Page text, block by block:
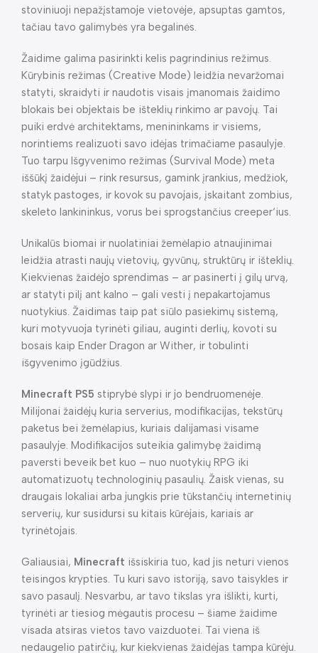
stoviniuoji nepažįstamoje vietovėje, apsuptas gamtos,
tačiau tavo galimybės yra begalinės.
Žaidime galima pasirinkti kelis pagrindinius režimus.
Kūrybinis režimas (Creative Mode) leidžia nevaržomai
statyti, skraidyti ir naudotis visais įmanomais žaidimo
blokais bei objektais be išteklių rinkimo ar pavojų. Tai
puiki erdvė architektams, menininkams ir visiems,
norintiems realizuoti savo idėjas trimačiame pasaulyje.
Tuo tarpu Išgyvenimo režimas (Survival Mode) meta
iššūkį žaidėjui – rink resursus, gamink įrankius, medžiok,
statyk pastoges, ir kovok su pavojais, įskaitant zombius,
skeleto lankininkus, vorus bei sprogstančius creeper‘ius.
Unikalūs biomai ir nuolatiniai žemėlapio atnaujinimai
leidžia atrasti naujų vietovių, gyvūnų, struktūrų ir išteklių.
Kiekvienas žaidėjo sprendimas – ar pasinerti į gilų urvą,
ar statyti pilį ant kalno – gali vesti į nepakartojamus
nuotykius. Žaidimas taip pat siūlo pasiekimų sistemą,
kuri motyvuoja tyrinėti giliau, auginti derlių, kovoti su
bosais kaip Ender Dragon ar Wither, ir tobulinti
išgyvenimo įgūdžius.
Minecraft PS5 stiprybė slypi ir jo bendruomenėje.
Milijonai žaidėjų kuria serverius, modifikacijas, tekstūrų
paketus bei žemėlapius, kuriais dalijamasi visame
pasaulyje. Modifikacijos suteikia galimybę žaidimą
paversti beveik bet kuo – nuo nuotykių RPG iki
automatizuotų technologinių pasaulių. Žaisk vienas, su
draugais lokaliai arba jungkis prie tūkstančių internetinių
serverių, kur susidursi su kitais kūrėjais, kariais ar
tyrinėtojais.
Galiausiai, Minecraft išsiskiria tuo, kad jis neturi vienos
teisingos krypties. Tu kuri savo istoriją, savo taisykles ir
savo pasaulį. Nesvarbu, ar tavo tikslas yra išlikti, kurti,
tyrinėti ar tiesiog mėgautis procesu – šiame žaidime
visada atsiras vietos tavo vaizduotei. Tai viena iš
nedaugelio patirčių, kur kiekvienas žaidėjas tampa kūrėju.